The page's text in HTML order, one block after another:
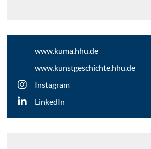
www.kuma.hhu.de
www.kunstgeschichte.hhu.de
Instagram
LinkedIn